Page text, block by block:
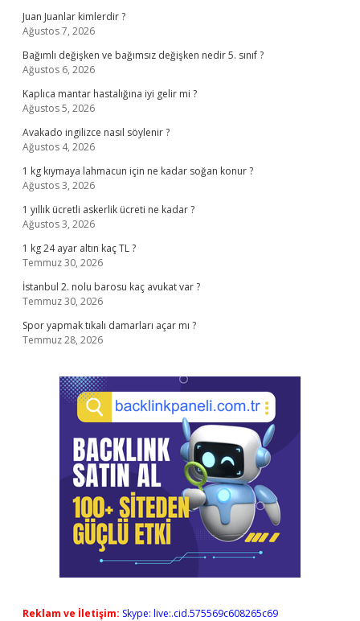
Juan Juanlar kimlerdir ?
Ağustos 7, 2026
Bağımlı değişken ve bağımsız değişken nedir 5. sınıf ?
Ağustos 6, 2026
Kaplıca mantar hastalığına iyi gelir mi ?
Ağustos 5, 2026
Avakado ingilizce nasıl söylenir ?
Ağustos 4, 2026
1 kg kıymaya lahmacun için ne kadar soğan konur ?
Ağustos 3, 2026
1 yıllık ücretli askerlik ücreti ne kadar ?
Ağustos 3, 2026
1 kg 24 ayar altın kaç TL ?
Temmuz 30, 2026
İstanbul 2. nolu barosu kaç avukat var ?
Temmuz 30, 2026
Spor yapmak tıkalı damarları açar mı ?
Temmuz 28, 2026
Reklam ve İletişim: Skype: live:.cid.575569c608265c69